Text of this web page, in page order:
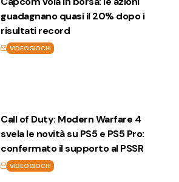
guadagnano quasi il 20% dopo i
risultati record
VIDEOGIOCHI
Call of Duty: Modern Warfare 4
svela le novità su PS5 e PS5 Pro:
confermato il supporto al PSSR
VIDEOGIOCHI